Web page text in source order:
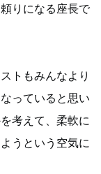
りになる座長で
トもみんなより
っていると思い
考えて、柔軟に
うという空気に